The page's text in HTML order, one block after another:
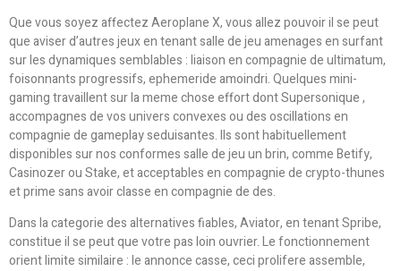
Que vous soyez affectez Aeroplane X, vous allez pouvoir il se peut
que aviser d’autres jeux en tenant salle de jeu amenages en surfant
sur les dynamiques semblables : liaison en compagnie de ultimatum,
foisonnants progressifs, ephemeride amoindri. Quelques mini-
gaming travaillent sur la meme chose effort dont Supersonique ,
accompagnes de vos univers convexes ou des oscillations en
compagnie de gameplay seduisantes. Ils sont habituellement
disponibles sur nos conformes salle de jeu un brin, comme Betify,
Casinozer ou Stake, et acceptables en compagnie de crypto-thunes
et prime sans avoir classe en compagnie de des.
Dans la categorie des alternatives fiables, Aviator, en tenant Spribe,
constitue il se peut que votre pas loin ouvrier. Le fonctionnement
orient limite similaire : le annonce casse, ceci prolifere assemble,